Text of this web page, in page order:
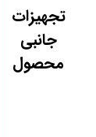
تجهیزات
جانبی
محصول